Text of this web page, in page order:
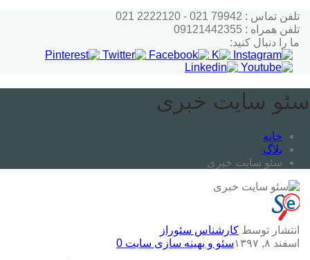
تلفن تماس : 79942 021 - 2222120 021
تلفن همراه : 09121442355
ما را دنبال کنید:
سئو سایت خبری
خانه
بلاگ
سئو سایت خبری
انتشار توسط کارشناس سئوراز
اسفند ۸, ۱۳۹۷
سئو و بهینه سازی سایت